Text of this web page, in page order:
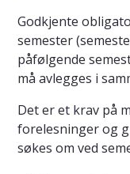
Godkjente
semester
påfølgende
må avlegges i
Det er et krav på
forelesninger og
søkes om ved